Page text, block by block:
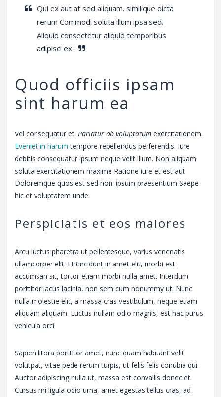
Qui ex aut at sed aliquam. similique dicta
rerum Commodi soluta illum ipsa sed.
Aliquid consectetur aliquid temporibus
adipisci ex.
Quod officiis ipsam
sint harum ea
Vel consequatur et. Pariatur ab voluptatum exercitationem.
Eveniet in harum tempore repellendus perferendis. Iure
debitis consequatur ipsum neque velit illum. Non aliquam
soluta exercitationem maxime Ratione iure et est aut
Doloremque quos est sed non. ipsum praesentium Saepe
hic et voluptatem unde.
Perspiciatis et eos maiores
Arcu luctus pharetra ut pellentesque, varius venenatis
ullamcorper elit. Et tincidunt in amet elit, morbi est
accumsan sit, tortor etiam morbi nulla amet. Interdum
porttitor lacus lacinia, non sem cum nonummy ut. Nunc
nulla molestie elit, a massa cras vestibulum, neque etiam
aliquam aliquam. Luctus nullam odio magnis, est hac purus
vehicula orci.
Sapien litora porttitor amet, nunc quam habitant velit
volutpat, vitae pede rerum turpis, ut felis felis conubia qui.
Auctor adipiscing nulla ut, massa est convallis donec et.
Cursus mi ligula odio urna, amet egestas tellus cras, ad